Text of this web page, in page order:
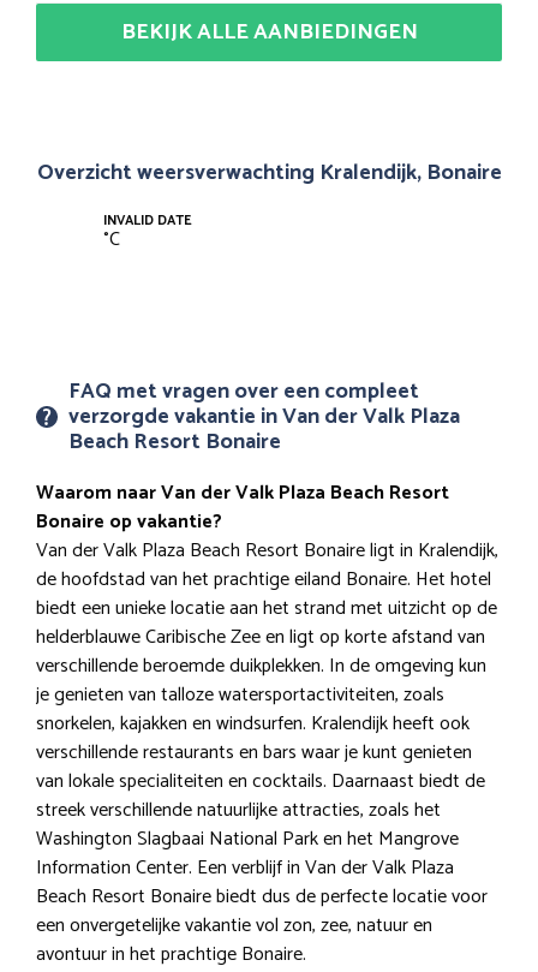
BEKIJK ALLE AANBIEDINGEN
Overzicht weersverwachting Kralendijk, Bonaire
INVALID DATE
°C
FAQ met vragen over een compleet
verzorgde vakantie in Van der Valk Plaza
Beach Resort Bonaire
Waarom naar Van der Valk Plaza Beach Resort
Bonaire op vakantie?
Van der Valk Plaza Beach Resort Bonaire ligt in Kralendijk,
de hoofdstad van het prachtige eiland Bonaire. Het hotel
biedt een unieke locatie aan het strand met uitzicht op de
helderblauwe Caribische Zee en ligt op korte afstand van
verschillende beroemde duikplekken. In de omgeving kun
je genieten van talloze watersportactiviteiten, zoals
snorkelen, kajakken en windsurfen. Kralendijk heeft ook
verschillende restaurants en bars waar je kunt genieten
van lokale specialiteiten en cocktails. Daarnaast biedt de
streek verschillende natuurlijke attracties, zoals het
Washington Slagbaai National Park en het Mangrove
Information Center. Een verblijf in Van der Valk Plaza
Beach Resort Bonaire biedt dus de perfecte locatie voor
een onvergetelijke vakantie vol zon, zee, natuur en
avontuur in het prachtige Bonaire.